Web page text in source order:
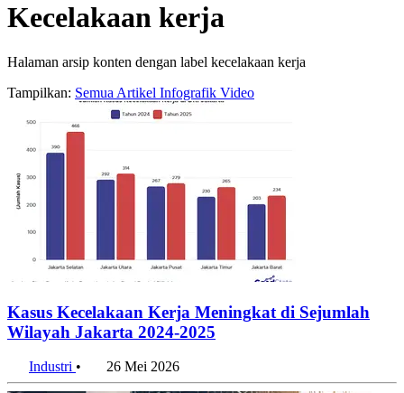
Kecelakaan kerja
Halaman arsip konten dengan label kecelakaan kerja
Tampilkan: Semua Artikel Infografik Video
Kasus Kecelakaan Kerja Meningkat di Sejumlah
Wilayah Jakarta 2024-2025
Industri • 26 Mei 2026